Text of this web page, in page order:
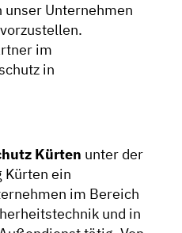
Unternehmen
vorzustellen.
im
in
Kürten unter der
Kürten ein
im Bereich
und in